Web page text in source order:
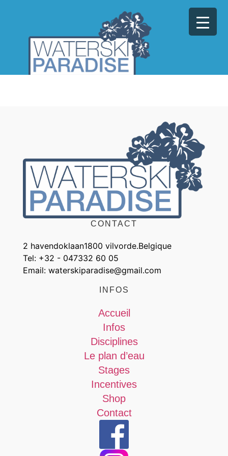
CONTACT
2 havendoklaan1800 vilvorde.Belgique
Tel: +32 - 047332 60 05
Email: waterskiparadise@gmail.com
INFOS
Accueil
Infos
Disciplines
Le plan d’eau
Stages
Incentives
Shop
Contact